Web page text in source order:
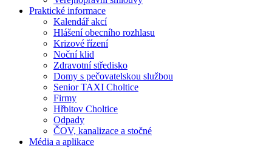
Praktické informace
Kalendář akcí
Hlášení obecního rozhlasu
Krizové řízení
Noční klid
Zdravotní středisko
Domy s pečovatelskou službou
Senior TAXI Choltice
Firmy
Hřbitov Choltice
Odpady
ČOV, kanalizace a stočné
Média a aplikace